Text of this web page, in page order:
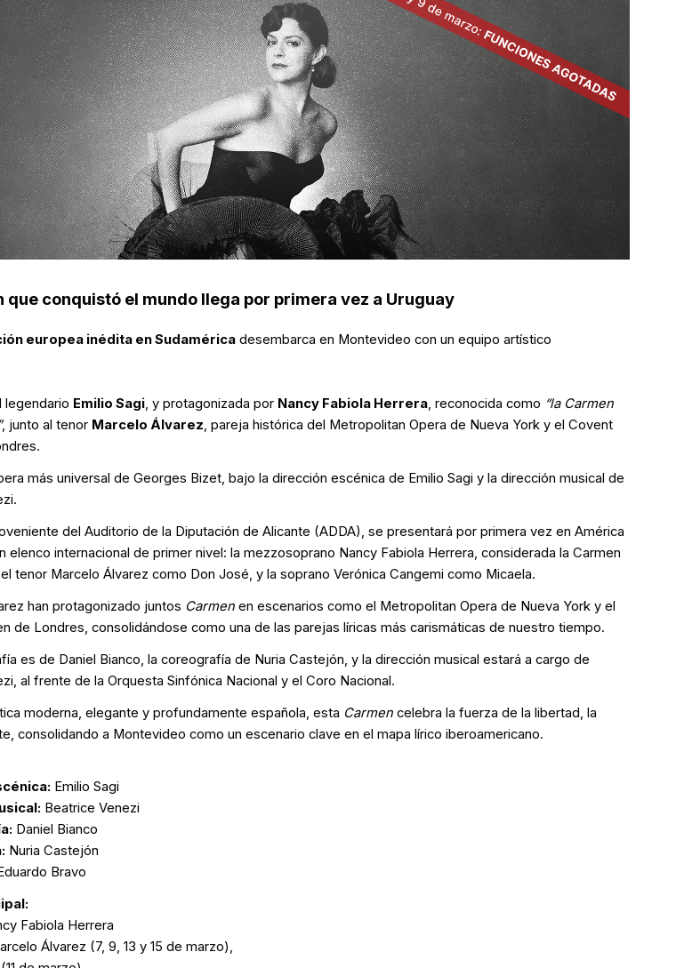
que conquistó el mundo llega por primera vez a Uruguay
europea inédita en Sudamérica desembarca en Montevideo con un equipo artístico
legendario Emilio Sagi, y protagonizada por Nancy Fabiola Herrera, reconocida como “la Carmen
, junto al tenor Marcelo Álvarez, pareja histórica del Metropolitan Opera de Nueva York y el Covent
más universal de Georges Bizet, bajo la dirección escénica de Emilio Sagi y la dirección musical de
del Auditorio de la Diputación de Alicante (ADDA), se presentará por primera vez en América
elenco internacional de primer nivel: la mezzosoprano Nancy Fabiola Herrera, considerada la Carmen
tenor Marcelo Álvarez como Don José, y la soprano Verónica Cangemi como Micaela.
han protagonizado juntos Carmen en escenarios como el Metropolitan Opera de Nueva York y el
de Londres, consolidándose como una de las parejas líricas más carismáticas de nuestro tiempo.
es de Daniel Bianco, la coreografía de Nuria Castejón, y la dirección musical estará a cargo de
al frente de la Orquesta Sinfónica Nacional y el Coro Nacional.
moderna, elegante y profundamente española, esta Carmen celebra la fuerza de la libertad, la
consolidando a Montevideo como un escenario clave en el mapa lírico iberoamericano.
Emilio Sagi
Beatrice Venezi
Daniel Bianco
Nuria Castejón
Bravo
Fabiola Herrera
Álvarez (7, 9, 13 y 15 de marzo),